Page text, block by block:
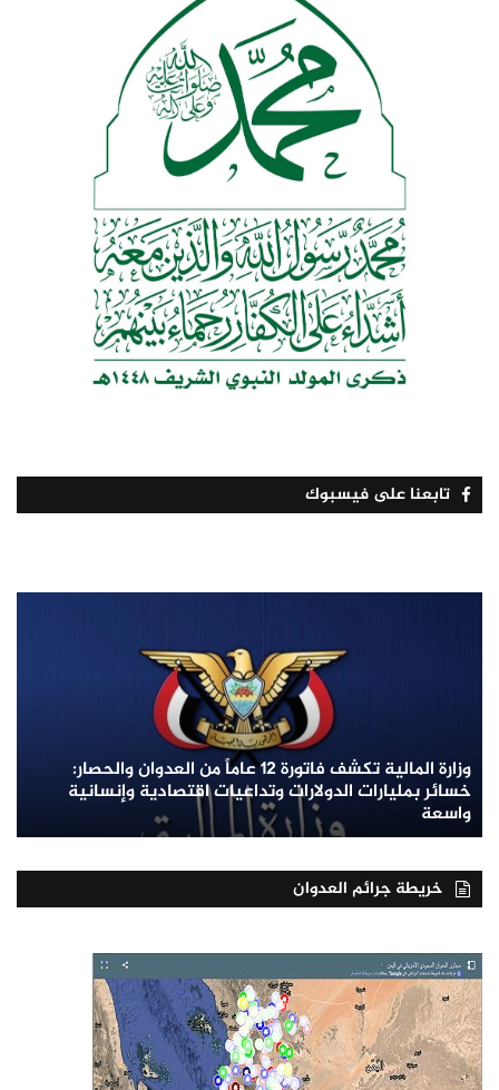
تابعنا على فيسبوك
وزارة المالية تكشف فاتورة 12 عاماً من العدوان والحصار:
خسائر بمليارات الدولارات وتداعيات اقتصادية وإنسانية
واسعة
خريطة جرائم العدوان